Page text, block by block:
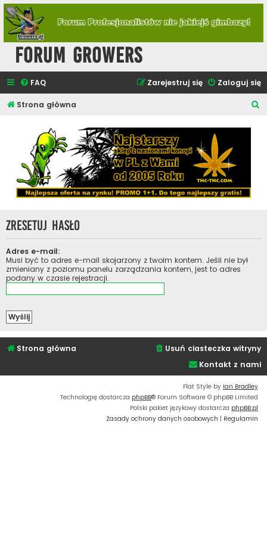
Forum Growers
FAQ Zaloguj się
Zarejestruj się
Strona główna
Zresetuj hasło
Adres e-mail:
Musi być to adres e-mail skojarzony z twoim kontem. Jeśli nie był
zmieniany z poziomu panelu zarządzania kontem, jest to adres
podany w czasie rejestracji.
Strona główna
Usuń ciasteczka witryny
Kontakt z nami
Flat Style by Ian Bradley
Technologię dostarcza phpBB® Forum Software © phpBB Limited
Polski pakiet językowy dostarcza phpBB.pl
Zasady ochrony danych osobowych | Regulamin